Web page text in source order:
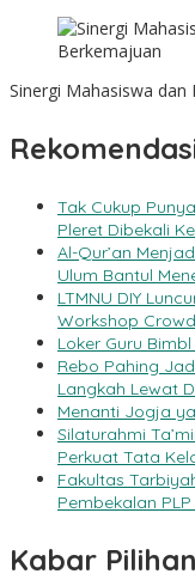
Sinergi Mahasiswa
Tak Cukup
Pleret Dibekali
Al-Qur’an
Ulum Bantul
LTMNU DIY
Workshop
Loker Guru
Rebo Pahing
Langkah Lewat
Menanti Jogja
Silaturahmi
Perkuat Tata
Fakultas
Pembekalan
Kabar Pilihan